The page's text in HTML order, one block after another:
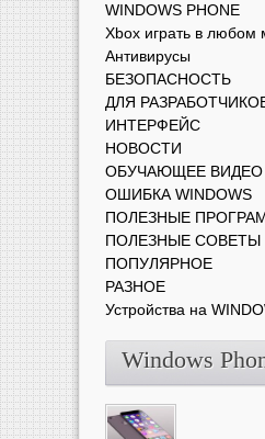
WINDOWS PHONE
Xbox играть в любом
Антивирусы
БЕЗОПАСНОСТЬ
ДЛЯ
ИНТЕРФЕЙС
НОВОСТИ
ОБУЧАЮЩЕЕ ВИДЕО
ОШИБКА WINDOWS
ПОЛЕЗНЫЕ
ПОЛЕЗНЫЕ СОВЕТЫ
ПОПУЛЯРНОЕ
РАЗНОЕ
Устройства на
Windows